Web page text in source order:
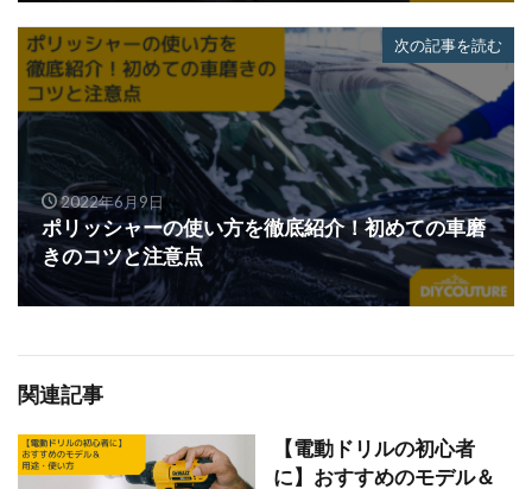
次の記事を読む
2022年6月9日
ポリッシャーの使い方を徹底紹介！初めての車磨
きのコツと注意点
関連記事
【電動ドリルの初心者
に】おすすめのモデル＆